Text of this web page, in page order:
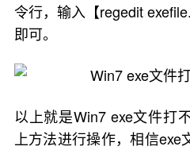
令行，输入【regedit
即可。
以上就是Win7 exe文件打
上方法进行操作，相信